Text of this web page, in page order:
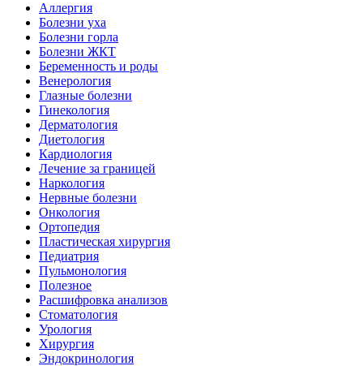
Аллергия
Болезни уха
Болезни горла
Болезни ЖКТ
Беременность и роды
Венерология
Глазные болезни
Гинекология
Дерматология
Диетология
Кардиология
Лечение за границей
Наркология
Нервные болезни
Онкология
Ортопедия
Пластическая хирургия
Педиатрия
Пульмонология
Полезное
Расшифровка анализов
Стоматология
Урология
Хирургия
Эндокринология